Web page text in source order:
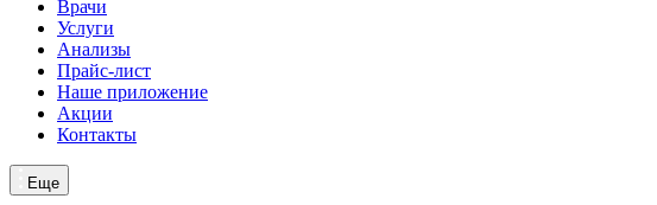
Врачи
Услуги
Анализы
Прайс-лист
Наше приложение
Акции
Контакты
Еще